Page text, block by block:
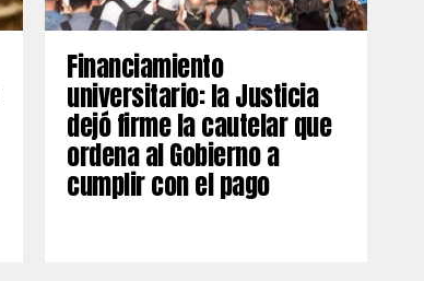
Financiamiento
universitario: la Justicia
dejó firme la cautelar que
ordena al Gobierno a
cumplir con el pago